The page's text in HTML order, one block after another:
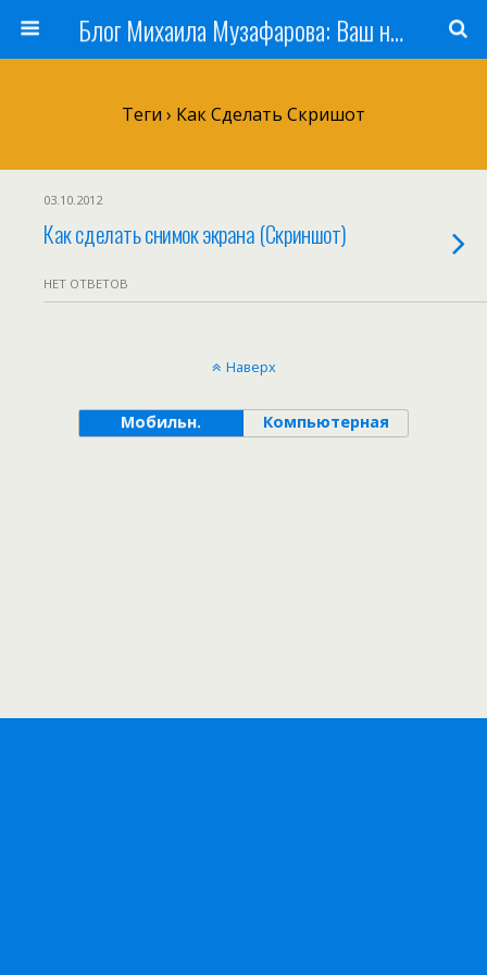
Блог Михаила Музафарова: Ваш наставник по заработку в Интернете
Теги › Как Сделать Скришот
03.10.2012
Как сделать снимок экрана (Скриншот)
НЕТ ОТВЕТОВ
Наверх
Мобильн. Компьютерная